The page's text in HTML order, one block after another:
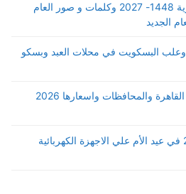
رسائل تهنئة رأس السنة الهجرية 1448- 2027 وكلمات و صور العام
جميع أسعار كحك العيد 2026 وعلب البسكويت في محلات العبد وبسكو
اجمل أماكن خروجة العيد في القاهرة والمحافظات واسعارها 2026
تخفيضات كارفور مارس 2026 في عيد الأم علي الاجهزة الكهربائية